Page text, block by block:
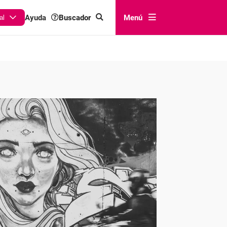
Ayuda Buscador Menú